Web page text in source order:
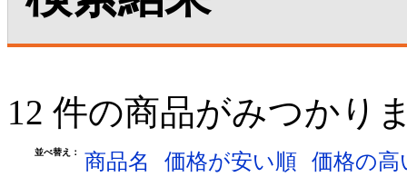
12 件の商品がみつかり
並べ替え： 商品名 価格が安い順 価格の